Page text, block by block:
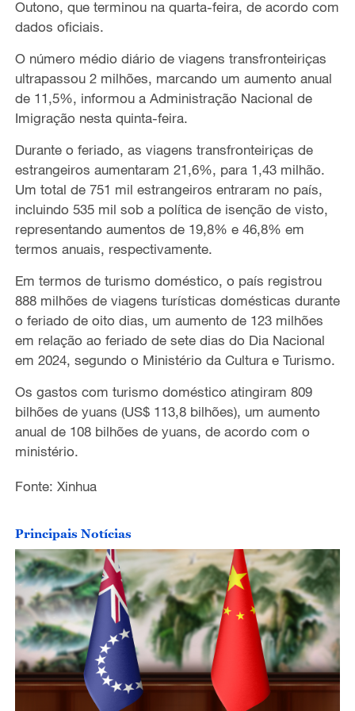
Outono, que terminou na quarta-feira, de acordo com
dados oficiais.
O número médio diário de viagens transfronteiriças
ultrapassou 2 milhões, marcando um aumento anual
de 11,5%, informou a Administração Nacional de
Imigração nesta quinta-feira.
Durante o feriado, as viagens transfronteiriças de
estrangeiros aumentaram 21,6%, para 1,43 milhão.
Um total de 751 mil estrangeiros entraram no país,
incluindo 535 mil sob a política de isenção de visto,
representando aumentos de 19,8% e 46,8% em
termos anuais, respectivamente.
Em termos de turismo doméstico, o país registrou
888 milhões de viagens turísticas domésticas durante
o feriado de oito dias, um aumento de 123 milhões
em relação ao feriado de sete dias do Dia Nacional
em 2024, segundo o Ministério da Cultura e Turismo.
Os gastos com turismo doméstico atingiram 809
bilhões de yuans (US$ 113,8 bilhões), um aumento
anual de 108 bilhões de yuans, de acordo com o
ministério.
Fonte: Xinhua
Principais Notícias